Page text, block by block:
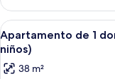
anzeigen
de
dormitorio
Vista
Piscina
(3
Alle
Fotos
für
7
Apartamento de 1
niños)
38 m²